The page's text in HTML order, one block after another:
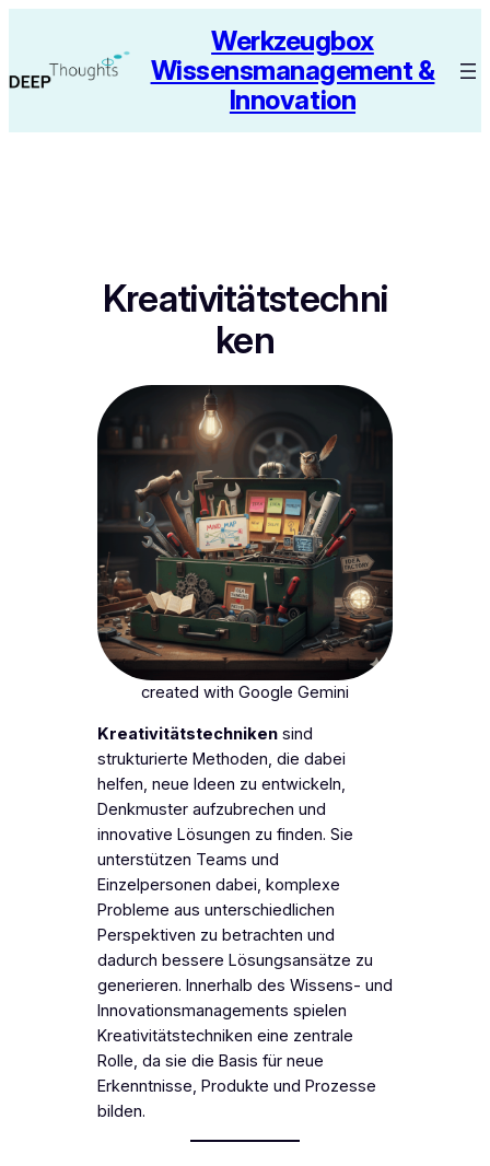
springen
Werkzeugbox
Wissensmanagement &
Innovation
Kreativitätstechni
ken
created with Google Gemini
Kreativitätstechnikensind
strukturierte Methoden, die dabei
helfen, neue Ideen zu entwickeln,
Denkmuster aufzubrechen und
innovative Lösungen zu finden. Sie
unterstützen Teams und
Einzelpersonen dabei, komplexe
Probleme aus unterschiedlichen
Perspektiven zu betrachten und
dadurch bessere Lösungsansätze zu
generieren. Innerhalb des Wissens- und
Innovationsmanagements spielen
Kreativitätstechniken eine zentrale
Rolle, da sie die Basis für neue
Erkenntnisse, Produkte und Prozesse
bilden.